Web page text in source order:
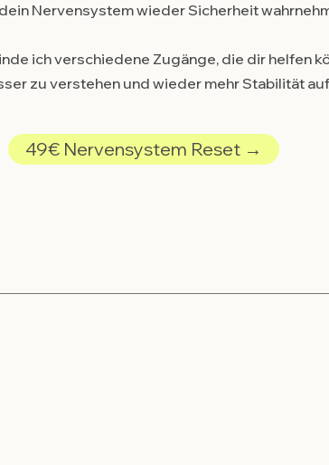
Nervensystem wieder Sicherheit
ich verschiedene Zugänge, die dir helfen
zu verstehen und wieder mehr Stabilität
49€ Nervensystem Reset →